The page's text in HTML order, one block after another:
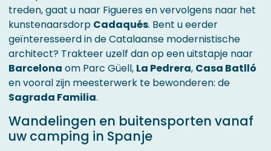
treden, gaat u naar Figueres en vervolgens naar het
kunstenaarsdorp Cadaqués. Bent u eerder
geïnteresseerd in de Catalaanse modernistische
architect? Trakteer uzelf dan op een uitstapje naar
Barcelona om Parc Güell, La Pedrera, Casa Batlló
en vooral zijn meesterwerk te bewonderen: de
Sagrada Familia.
Wandelingen en buitensporten vanaf
uw camping in Spanje